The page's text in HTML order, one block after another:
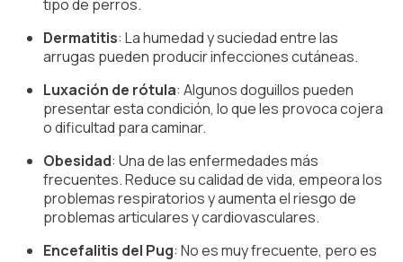
tipo de perros.
Dermatitis: La humedad y suciedad entre las
arrugas pueden producir infecciones cutáneas.
Luxación de rótula: Algunos doguillos pueden
presentar esta condición, lo que les provoca cojera
o dificultad para caminar.
Obesidad: Una de las enfermedades más
frecuentes. Reduce su calidad de vida, empeora los
problemas respiratorios y aumenta el riesgo de
problemas articulares y cardiovasculares.
Encefalitis del Pug: No es muy frecuente, pero es